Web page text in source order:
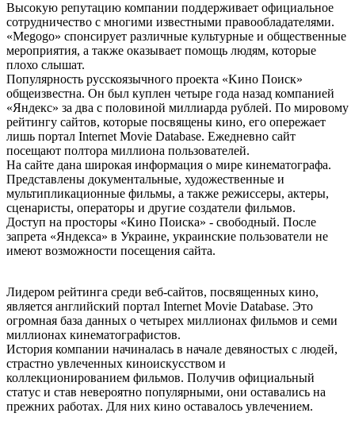
Высокую репутацию компании поддерживает официальное
сотрудничество с многими известными правообладателями.
«Меgоgо» спонсирует различные культурные и общественные
мероприятия, а также оказывает помощь людям, которые
плохо слышат.
Популярность русскоязычного проекта «Kинo Пoиcк»
общеизвестна. Он был куплен четыре года назад компанией
«Яндекс» за два с половиной миллиарда рублей. По мировому
рейтингу сайтов, которые посвящены кино, его опережает
лишь портал Internet Movie Database. Ежедневно сайт
посещают полтора миллиона пользователей.
На сайте дана широкая информация о мире кинематографа.
Представлены документальные, художественные и
мультипликационные фильмы, а также режиссеры, актеры,
сценаристы, операторы и другие создатели фильмов.
Доступ на просторы «Кино Поиска» - свободный. После
запрета «Яндекса» в Украине, украинские пользователи не
имеют возможности посещения сайта.
Лидером рейтинга среди веб-сайтов, посвященных кино,
является английский портал Internet Movie Database. Это
огромная база данных о четырех миллионах фильмов и семи
миллионах кинематографистов.
История компании начиналась в начале девяностых с людей,
страстно увлеченных киноискусством и
коллекционированием фильмов. Получив официальный
статус и став невероятно популярными, они оставались на
прежних работах. Для них кино оставалось увлечением.